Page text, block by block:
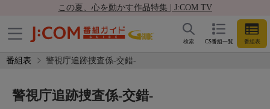
この夏、心を動かす作品特集 | J:COM TV
CS番組一覧 番組表
検索
番組表 警視庁追跡捜査係‐交錯‐
警視庁追跡捜査係‐交錯‐